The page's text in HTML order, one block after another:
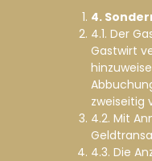
4.
4.1. Der
Gastwirt
zweiseitig
4.2. Mit
4.3. Die